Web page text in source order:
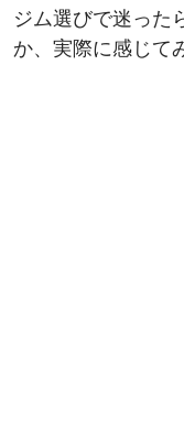
ジム選びで迷った
か、実際に感じて